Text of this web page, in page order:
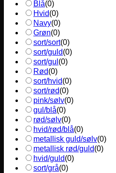
Blå(0)
Hvid(0)
Navy(0)
Grøn(0)
sort/sort(0)
sort/guld(0)
sort/gul (0)
Rød(0)
sort/hvid(0)
sort/rød(0)
pink/sølv(0)
gul/blå(0)
rød/sølv(0)
hvid/rød/blå(0)
metallisk guld/sølv(0)
metallisk rød/guld(0)
hvid/guld(0)
sort/grå(0)